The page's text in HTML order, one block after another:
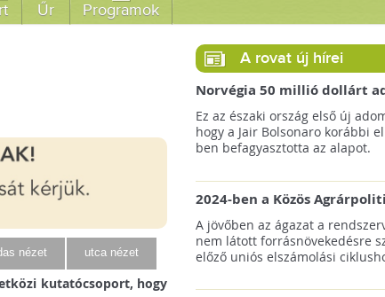
Űr Programok
nézet utca nézet
kutatócsoport, hogy
A rovat új hírei
Norvégia 50 millió dollárt
a brazil Amazonas-alapnak a
erdőirtás miatt
Ez az északi ország első új
hogy a Jair Bolsonaro korábbi
ben befagyasztotta az alapot.
2024-ben a Közös
keretein belül az
pályázatok az elsők között
majd meg
A jövőben az ágazat a
nem látott forrásnövekedésre
előző uniós elszámolási